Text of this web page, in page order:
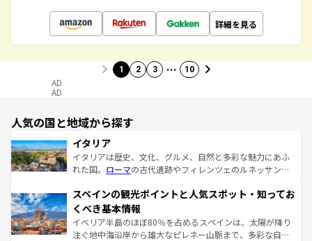
詳細を見る
1 2 3 … 10
AD
AD
人気の国と地域から探す
イタリア
イタリアは歴史、文化、グルメ、自然と多彩な魅力にあふ
れた国。 ローマの古代遺跡やフィレンツェのルネッサンス
ろん、トスカーナの美しい田園風景やアマルフィ海岸の絶
景など、自然景観も見逃せない。観光の合間には、本場の
ピザやパスタなど、絶品のイタリア料理を堪能することも
できる。朝目覚めてから夜眠るまで、すべての瞬間を楽し
スペインの観光ポイントと人気スポット・知ってお
くべき基本情報
イベリア半島のほぼ80％を占めるスペインは、太陽が降り
注ぐ地中海沿岸から雄大なピレネー山脈まで、多彩な自然